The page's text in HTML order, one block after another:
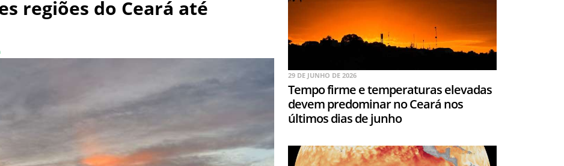
regiões do Ceará até
29 DE JUNHO DE 2026
Tempo firme e temperaturas elevadas
devem predominar no Ceará nos
últimos dias de junho